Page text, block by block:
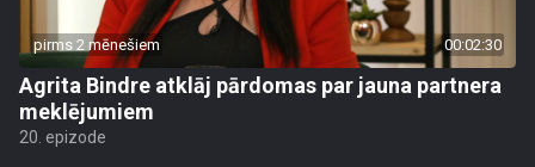
pirms 2 mēnešiem 00:02:30
Agrita Bindre atklāj pārdomas par jauna partnera
meklējumiem
20. epizode